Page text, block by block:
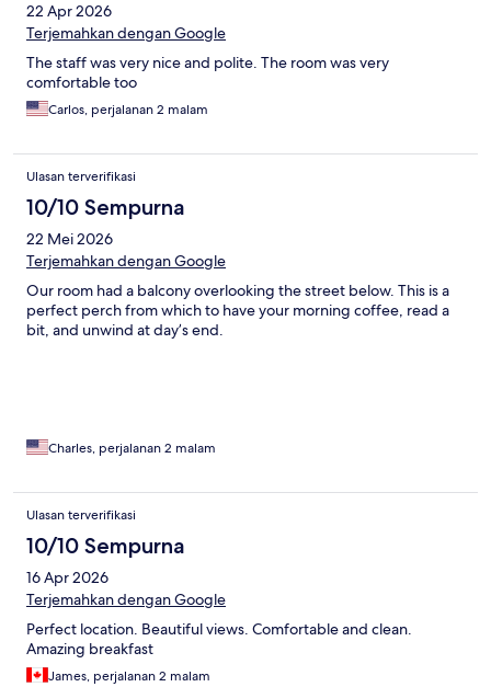
22 Apr 2026
Terjemahkan dengan Google
The staff was very nice and polite. The room was very
comfortable too
Carlos, perjalanan 2 malam
Ulasan terverifikasi
10/10 Sempurna
22 Mei 2026
Terjemahkan dengan Google
Our room had a balcony overlooking the street below. This is a
perfect perch from which to have your morning coffee, read a
bit, and unwind at day’s end.
Charles, perjalanan 2 malam
Ulasan terverifikasi
10/10 Sempurna
16 Apr 2026
Terjemahkan dengan Google
Perfect location. Beautiful views. Comfortable and clean.
Amazing breakfast
James, perjalanan 2 malam